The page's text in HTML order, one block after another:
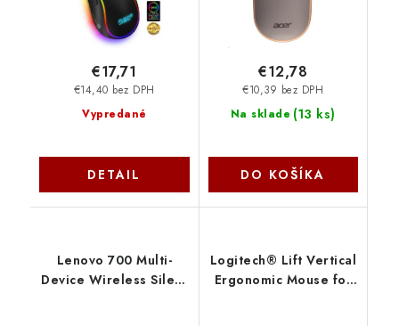
Vypredané
€14,40 bez DPH
€17,71
DETAIL
Na sklade (13 ks)
€10,39 bez DPH
€12,78
DO KOŠÍKA
Lenovo 700 Multi-
Device Wireless Silent
Logitech® Lift Vertical
Ergonomic Mouse for